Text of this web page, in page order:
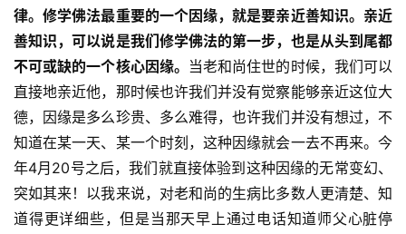
律。修学佛法最重要的一个因缘，就是要亲近善知识。亲近
善知识，可以说是我们修学佛法的第一步，也是从头到尾都
不可或缺的一个核心因缘。 当老和尚住世的时候，我们可以
直接地亲近他，那时候也许我们并没有觉察能够亲近这位大
德，因缘是多么珍贵、多么难得，也许我们并没有想过，不
知道在某一天、某一个时刻，这种因缘就会一去不再来。今
年4月20号之后，我们就直接体验到这种因缘的无常变幻、
突如其来！以我来说，对老和尚的生病比多数人更清楚、知
道得更详细些，但是当那天早上通过电话知道师父心脏停